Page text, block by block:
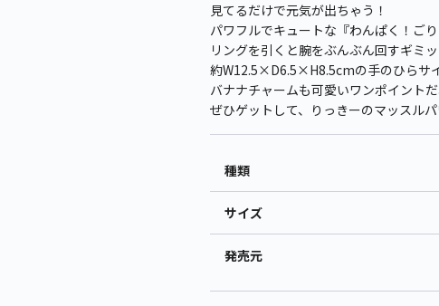
見てるだけで元気が出ちゃう！
パワフルでキュートな『わんぱく！ご
リングを引くと腕をぶんぶん回すギミ
約W12.5×D6.5×H8.5cmの手のひらサ
バナナチャームも可愛いワンポイントだ
ぜひゲットして、りっきーのマッスル
種類
サイズ
発売元